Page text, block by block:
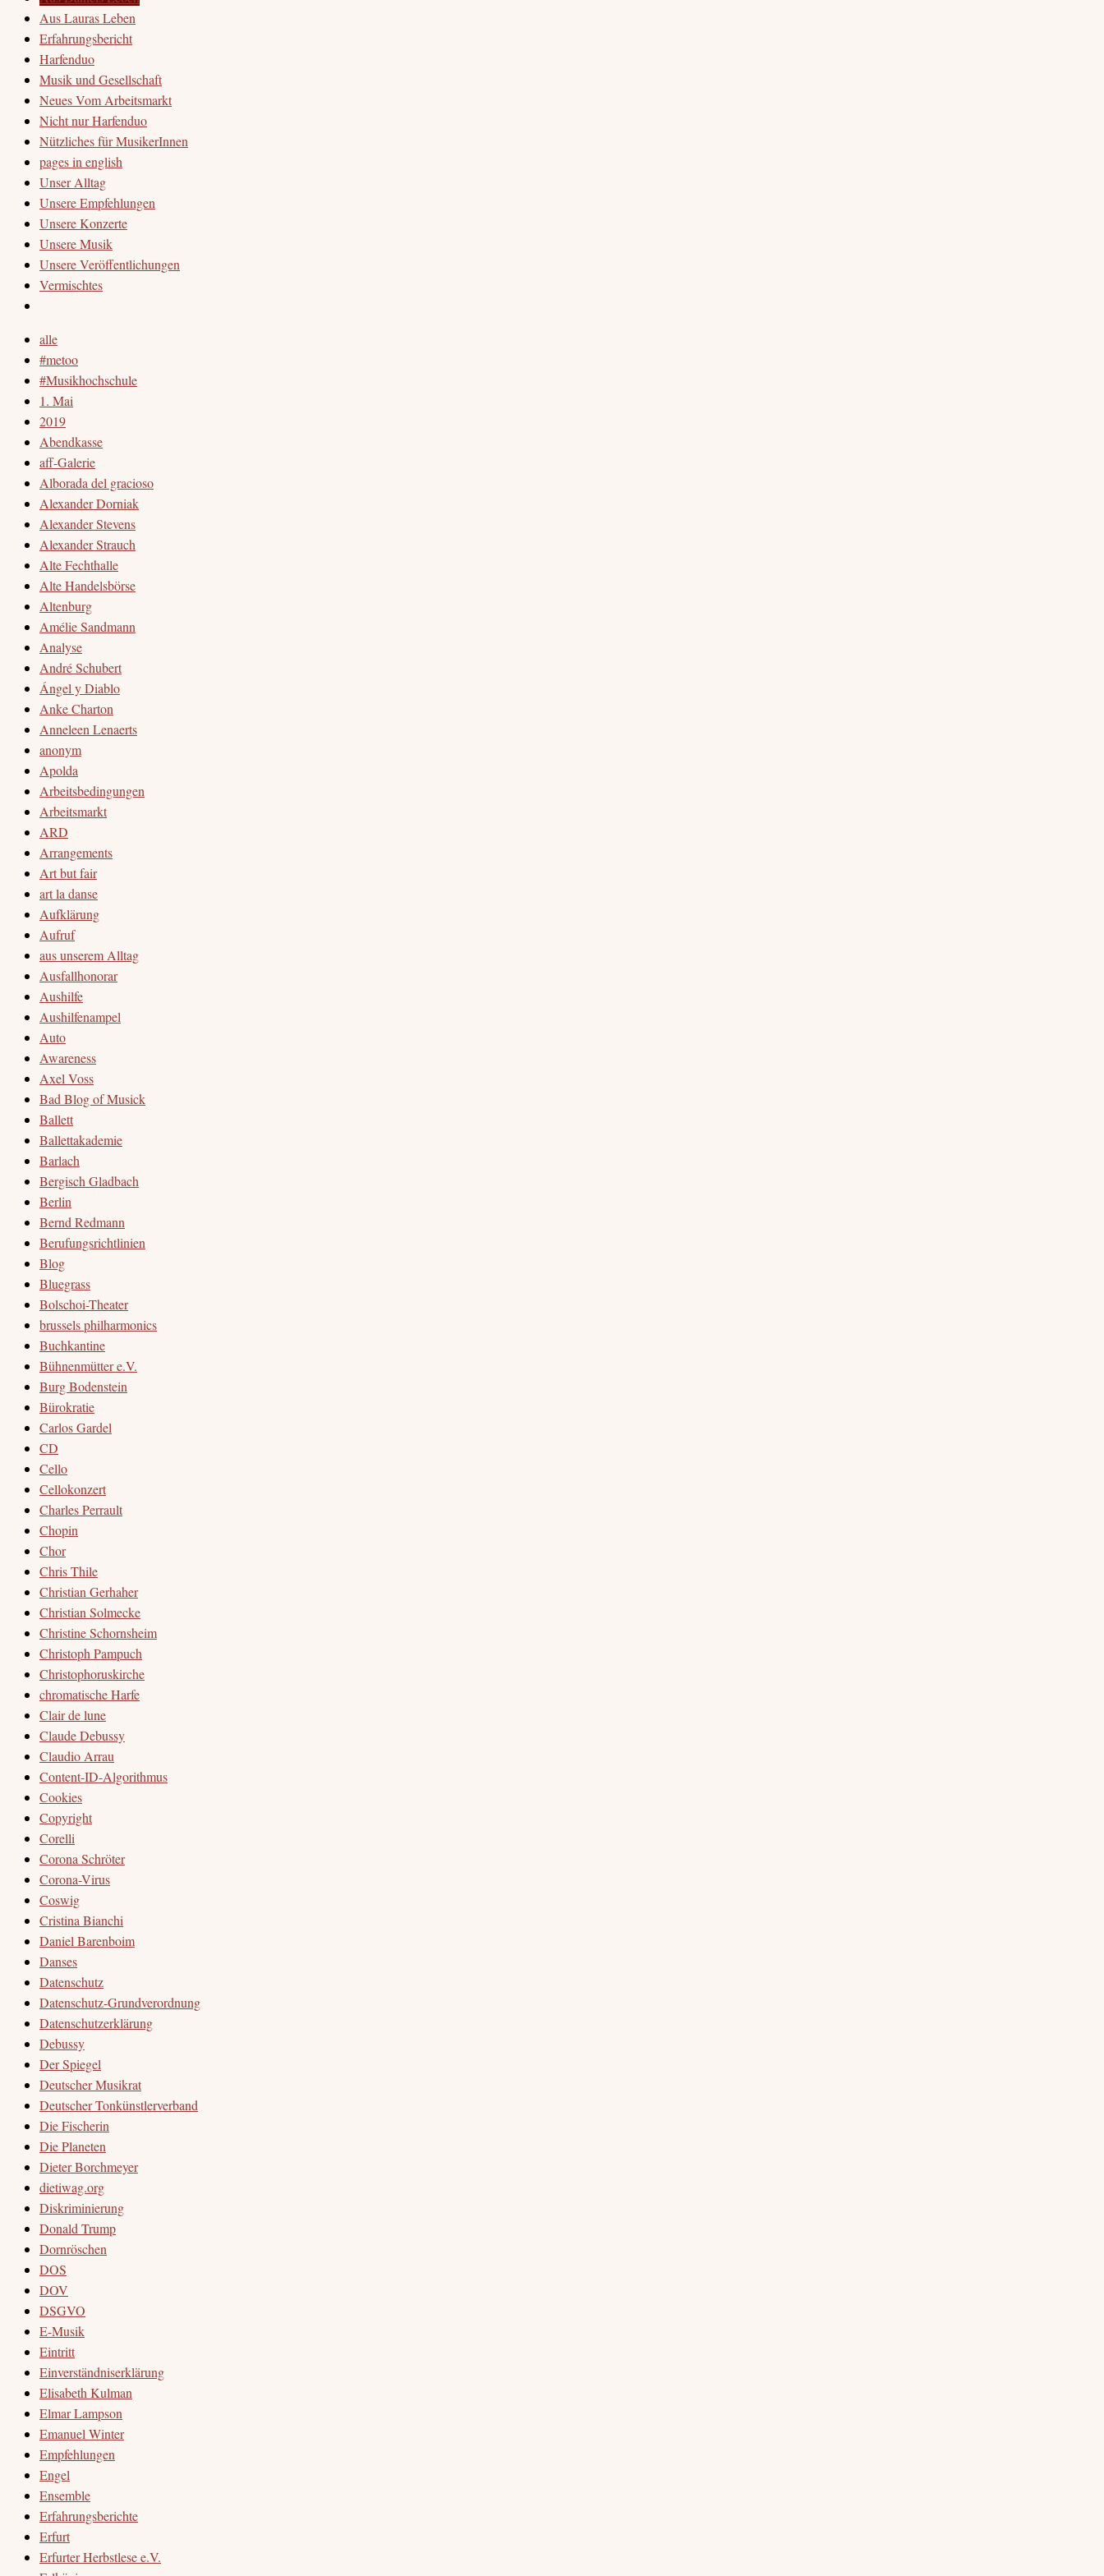
Aus Lauras Leben
Erfahrungsbericht
Harfenduo
Musik und Gesellschaft
Neues Vom Arbeitsmarkt
Nicht nur Harfenduo
Nützliches für MusikerInnen
pages in english
Unser Alltag
Unsere Empfehlungen
Unsere Konzerte
Unsere Musik
Unsere Veröffentlichungen
Vermischtes
alle
#metoo
#Musikhochschule
1. Mai
2019
Abendkasse
aff-Galerie
Alborada del gracioso
Alexander Dorniak
Alexander Stevens
Alexander Strauch
Alte Fechthalle
Alte Handelsbörse
Altenburg
Amélie Sandmann
Analyse
André Schubert
Ángel y Diablo
Anke Charton
Anneleen Lenaerts
anonym
Apolda
Arbeitsbedingungen
Arbeitsmarkt
ARD
Arrangements
Art but fair
art la danse
Aufklärung
Aufruf
aus unserem Alltag
Ausfallhonorar
Aushilfe
Aushilfenampel
Auto
Awareness
Axel Voss
Bad Blog of Musick
Ballett
Ballettakademie
Barlach
Bergisch Gladbach
Berlin
Bernd Redmann
Berufungsrichtlinien
Blog
Bluegrass
Bolschoi-Theater
brussels philharmonics
Buchkantine
Bühnenmütter e.V.
Burg Bodenstein
Bürokratie
Carlos Gardel
CD
Cello
Cellokonzert
Charles Perrault
Chopin
Chor
Chris Thile
Christian Gerhaher
Christian Solmecke
Christine Schornsheim
Christoph Pampuch
Christophoruskirche
chromatische Harfe
Clair de lune
Claude Debussy
Claudio Arrau
Content-ID-Algorithmus
Cookies
Copyright
Corelli
Corona Schröter
Corona-Virus
Coswig
Cristina Bianchi
Daniel Barenboim
Danses
Datenschutz
Datenschutz-Grundverordnung
Datenschutzerklärung
Debussy
Der Spiegel
Deutscher Musikrat
Deutscher Tonkünstlerverband
Die Fischerin
Die Planeten
Dieter Borchmeyer
dietiwag.org
Diskriminierung
Donald Trump
Dornröschen
DOS
DOV
DSGVO
E-Musik
Eintritt
Einverständniserklärung
Elisabeth Kulman
Elmar Lampson
Emanuel Winter
Empfehlungen
Engel
Ensemble
Erfahrungsberichte
Erfurt
Erfurter Herbstlese e.V.